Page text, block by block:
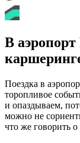
В
Поездка в
торопливое
и опаздываем,
можно не
что же говорить